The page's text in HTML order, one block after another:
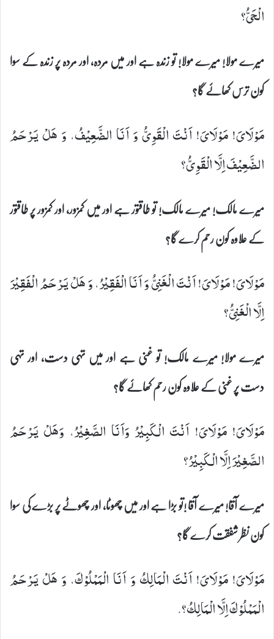
الْحَیُّ؟
میرے مولا! میرے مولا! تو زندہ ہے اور میں مُردہ، اور مُردہ پر زندہ کے سوا
کون ترس کھائے گا؟
مَوْلَایَ! مَوْلَایَ! اَنْتَ الْقَوِیُّ وَ اَنَا الضَّعِیْفُ، وَ هَلْ یَرْحَمُ
الضَّعِیْفَ اِلَّا الْقَوِیُّ؟
میرے مالک! میرے مالک! تو طاقتور ہے اور میں کمزور، اور کمزور پر طاقتور
کے علاوہ کون رحم کرے گا؟
مَوْلَایَ! مَوْلَایَ! اَنْتَ الْغَنِیُّ وَ اَنَا الْفَقِیْرُ، وَ هَلْ یَرْحَمُ الْفَقِیْرَ
اِلَّا الْغَنِیُّ؟
میرے مولا! میرے مالک! تو غنی ہے اور میں تہی دست، اور تہی
دست پر غنی کے علاوہ کون رحم کھائے گا؟
مَوْلَایَ! مَوْلَایَ! اَنْتَ الْكَبِیْرُ وَاَنَا الصَّغِیْرُ، وَهَلْ یَرْحَمُ
الصَّغِیْرَ اِلَّا الْكَبِیْرُ؟
میرے آقا! میرے آقا !تو بڑا ہے اور میں چھوٹا، اور چھوٹے پر بڑے کی سوا
کون نظر شفقت کرے گا؟
مَوْلَایَ! مَوْلَایَ! اَنْتَ الْمَالِكُ وَ اَنَا الْمَمْلُوْكَ، وَ هَلْ یَرْحَمُ
الْمَمْلُوْكَ اِلَّا الْمَالِكُ؟.